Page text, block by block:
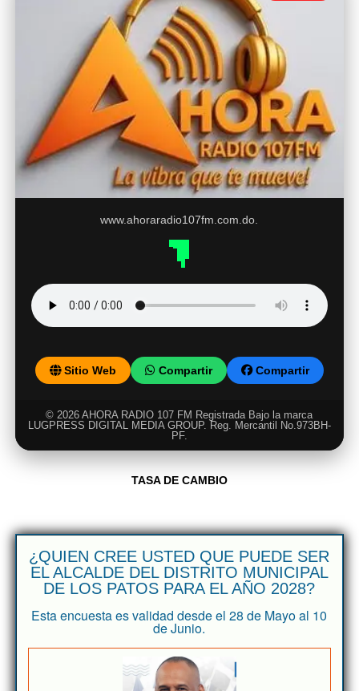
www.ahoraradio107fm.com.do.
Sitio Web Compartir Compartir
© 2026 AHORA RADIO 107 FM Registrada Bajo la marca
LUGPRESS DIGITAL MEDIA GROUP. Reg. Mercantil No.973BH-
PF.
TASA DE CAMBIO
¿QUIEN CREE USTED QUE PUEDE SER
EL ALCALDE DEL DISTRITO MUNICIPAL
DE LOS PATOS PARA EL AÑO 2028?
Esta encuesta es validad desde el 28 de Mayo al 10
de Junio.